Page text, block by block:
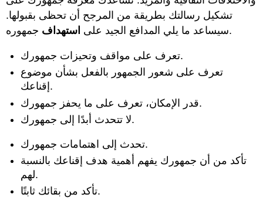
تشكيل رسالتك بطريقة من المرجح أن تحظى بقبولها.
سيساعد ما يلي المدافع الجيد على استهداف جمهوره.
تعرف على مواقف وتحيزات جمهورك.
تعرف على شعور الجمهور بالفعل بشأن موضوع
إقناعك.
قدر الإمكان، تعرف على ما يحفز جمهورك.
لا تتحدث أبدًا إلى جمهورك.
تحدث إلى اهتمامات جمهورك.
تأكد من أن جمهورك يفهم أهمية هدف إقناعك بالنسبة
لهم.
تأكد من بقائك ثابتًا.